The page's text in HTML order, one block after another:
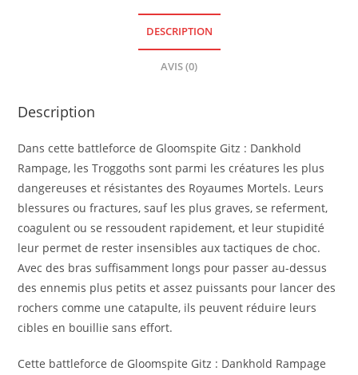
DESCRIPTION
AVIS (0)
Description
Dans cette battleforce de Gloomspite Gitz : Dankhold
Rampage, les Troggoths sont parmi les créatures les plus
dangereuses et résistantes des Royaumes Mortels. Leurs
blessures ou fractures, sauf les plus graves, se referment,
coagulent ou se ressoudent rapidement, et leur stupidité
leur permet de rester insensibles aux tactiques de choc.
Avec des bras suffisamment longs pour passer au-dessus
des ennemis plus petits et assez puissants pour lancer des
rochers comme une catapulte, ils peuvent réduire leurs
cibles en bouillie sans effort.
Cette battleforce de Gloomspite Gitz : Dankhold Rampage